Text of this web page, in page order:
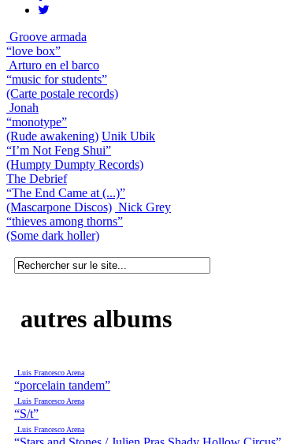
Groove armada
“love box”
Arturo en el barco
“music for students”
(Carte postale records)
Jonah
“monotype”
(Rude awakening) Unik Ubik
“I’m Not Feng Shui”
(Humpty Dumpty Records)
The Debrief
“The End Came at (...)”
(Mascarpone Discos) Nick Grey
“thieves among thorns”
(Some dark holler)
autres albums
Luis Francesco Arena
“porcelain tandem”
Luis Francesco Arena
“S/t”
Luis Francesco Arena